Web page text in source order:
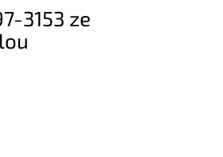
3153 ze